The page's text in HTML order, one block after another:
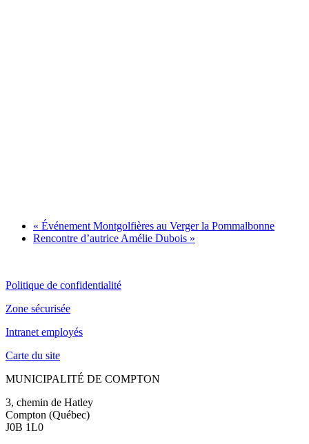
« Événement Montgolfières au Verger la Pommalbonne
Rencontre d’autrice Amélie Dubois »
Politique de confidentialité
Zone sécurisée
Intranet employés
Carte du site
MUNICIPALITÉ DE COMPTON
3, chemin de Hatley
Compton (Québec)
J0B 1L0